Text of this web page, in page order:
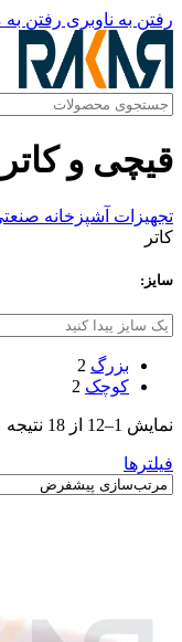
رفتن به ناوبری رفتن
قیچی و کاتر
تجهیزات آشپزخانه
کاتر
سایز:
بزرگ 2
کوچک 2
نمایش 1–12 از 18 نتیجه
فیلترها